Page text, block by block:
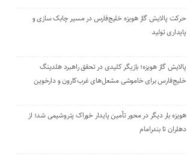
حرکت پالایش گاز هویزه خلیج‌فارس در مسیر چابک سازی و
پایداری تولید
پالایش گاز هویزه؛ بازیگر کلیدی در تحقق راهبرد هلدینگ
خلیج‌فارس برای خاموشی مشعل‌های غرب‌کارون و دارخوین
هویزه بار دیگر در محور تأمین پایدار خوراک پتروشیمی شد؛ از
دهلران تا بندرامام